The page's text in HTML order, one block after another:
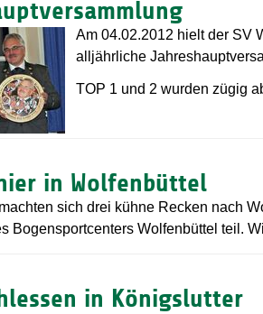
Am 04.02.2012 hielt der SV
alljährliche
TOP 1 und 2 wurden zügig
in Wolfenbüttel
sich drei kühne Recken nach
Bogensportcenters Wolfenbüttel teil.
in Königslutter